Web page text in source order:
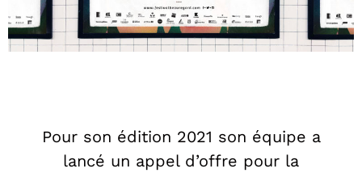
Pour son édition 2021 son équipe a
lancé un appel d’offre pour la